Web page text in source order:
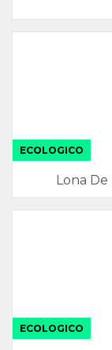
ECOLOGICO
Lona De
ECOLOGICO